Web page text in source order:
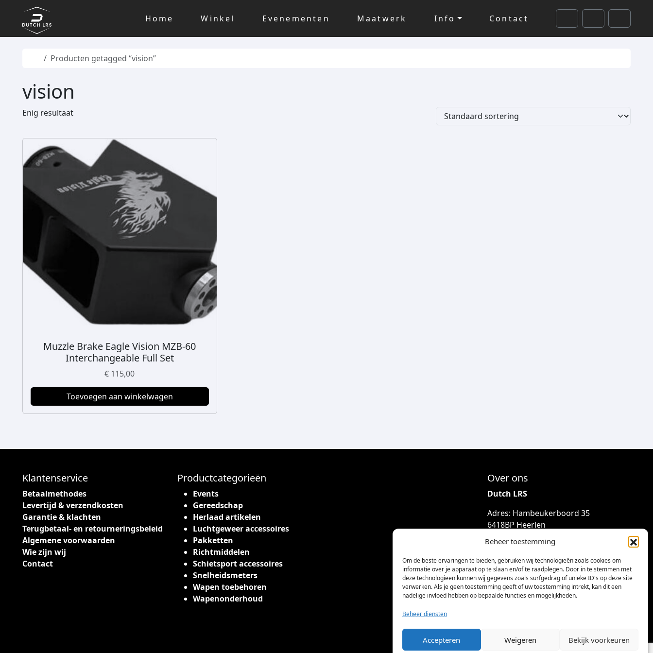
Beheer toestemming
Om de beste ervaringen te bieden, gebruiken wij technologieën zoals cookies om
informatie over je apparaat op te slaan en/of te raadplegen. Door in te stemmen met
deze technologieën kunnen wij gegevens zoals surfgedrag of unieke ID's op deze site
verwerken. Als je geen toestemming geeft of uw toestemming intrekt, kan dit een
nadelige invloed hebben op bepaalde functies en mogelijkheden.
Beheer diensten
Accepteren Weigeren Bekijk voorkeuren
Skip to content
Skip to footer
Home
Winkel Evenementen Maatwerk Info
Contact
SearchAccountCart
Home
Producten getagged “vision”
vision
Enig resultaat
Muzzle Brake Eagle Vision MZB-60
Interchangeable Full Set
€ 115,00
Toevoegen aan winkelwagen
Klantenservice
Betaalmethodes
Levertijd & verzendkosten
Garantie & klachten
Terugbetaal- en retourneringsbeleid
Algemene voorwaarden
Wie zijn wij
Contact
Productcategorieën
Events
Gereedschap
Herlaad artikelen
Luchtgeweer accessoires
Pakketten
Richtmiddelen
Schietsport accessoires
Snelheidsmeters
Wapen toebehoren
Wapenonderhoud
Over ons
Dutch LRS
Adres: Hambeukerboord 35
6418BP Heerlen
(geen bezoekadres)
info@dutchlrs.nl
+31 45 2123953
KvK-nummer: 96002824
Btw-id: NL867424114B01